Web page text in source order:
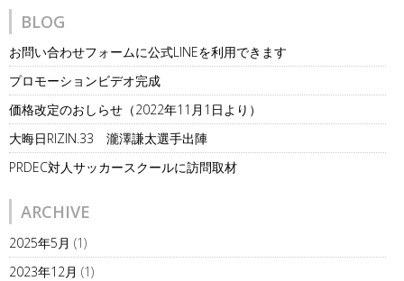
BLOG
お問い合わせフォームに公式LINEを利用できます
プロモーションビデオ完成
価格改定のおしらせ（2022年11月1日より）
大晦日RIZIN.33 瀧澤謙太選手出陣
PRDEC対人サッカースクールに訪問取材
ARCHIVE
2025年5月 (1)
2023年12月 (1)